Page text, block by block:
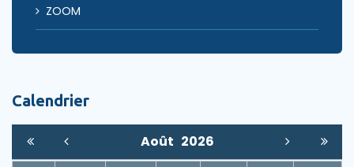
ZOOM
Calendrier
Août 2026